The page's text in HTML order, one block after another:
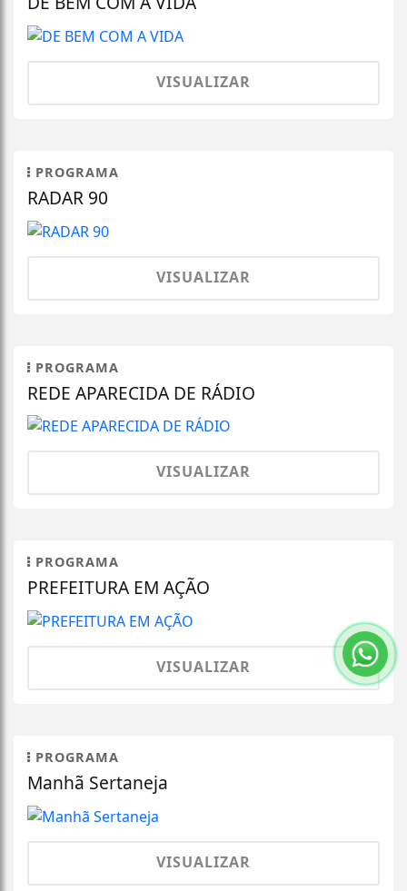
VISUALIZAR
PROGRAMA
RADAR 90
VISUALIZAR
PROGRAMA
REDE APARECIDA DE RÁDIO
VISUALIZAR
PROGRAMA
PREFEITURA EM AÇÃO
VISUALIZAR
PROGRAMA
Manhã Sertaneja
VISUALIZAR